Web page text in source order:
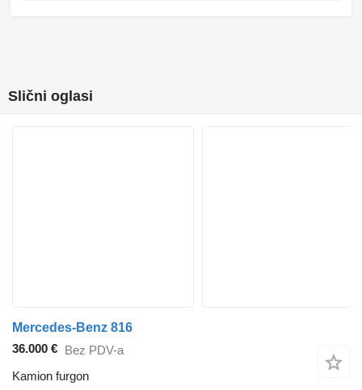
Slični oglasi
Mercedes-Benz 816
36.000 € Bez PDV-a
Kamion furgon